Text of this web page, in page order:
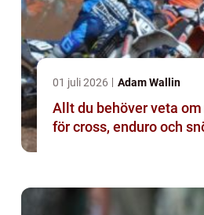
01 juli 2026 Adam Wallin
Allt du behöver veta
för cross, enduro och